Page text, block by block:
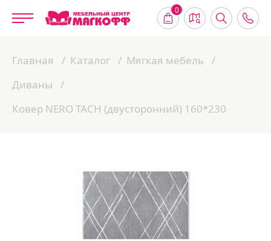
0
Главная Каталог
Мягкая мебель
Диваны
Ковер NERO TACH (двусторонний) 160*230